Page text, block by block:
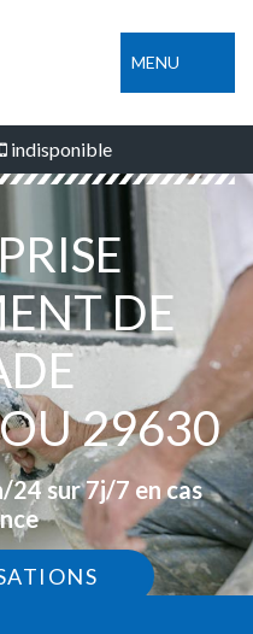
MENU
indisponible
DE
29630
24 sur 7j/7 en cas